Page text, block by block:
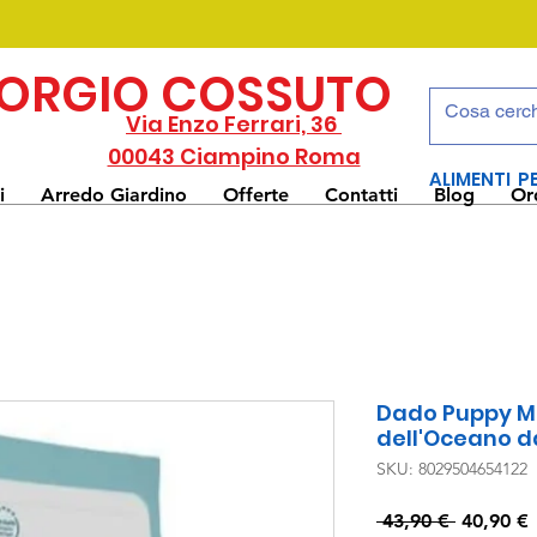
Arredo Giardino Offerte Contatti Blog
COSSUTO
Via Enzo Ferrari, 36
00043 Ciampino Roma
ALIMENTI
Dado Puppy
dell'Oceano
SKU: 8029504654122
43,90 € Prezzo
40,90 €